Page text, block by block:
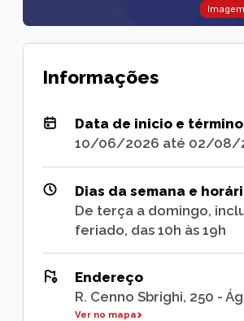
Informações
Data de inicio e término
10/06/2026 até 02/08/
Dias da semana e
De terça a domingo,
feriado, das 10h às 19h
Endereço
R. Cenno Sbrighi, 250 -
Ver no mapa